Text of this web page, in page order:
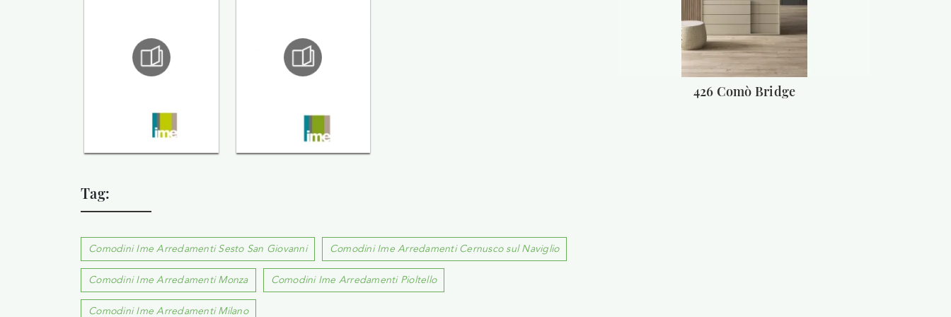
Tag:
Comodini Ime Arredamenti Sesto San Giovanni Comodini Ime Arredamenti Cernusco sul Naviglio
Comodini Ime Arredamenti Monza Comodini Ime Arredamenti Pioltello
Comodini Ime Arredamenti Milano
426 Comò Bridge